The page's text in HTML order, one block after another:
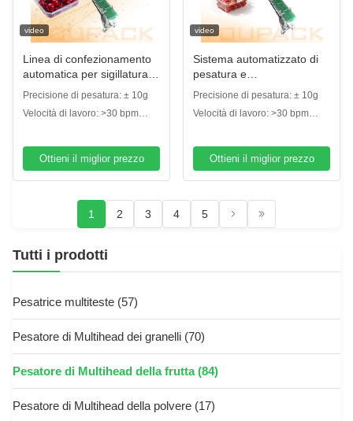
video
Linea di confezionamento
automatica per sigillatura di
vassoi per frutta e verdura
con pesatrice lineare con
sistema di pesatura ad alta
Precisione di pesatura: ± 10g
Velocità di lavoro: >30 bpm
Ottieni il miglior prezzo
video
Sistema automatizzato di
pesatura e
confezionamento ad alta
efficienza per pomodorini e
piccoli frutti
Precisione di pesatura: ± 10g
Velocità di lavoro: >30 bpm
Ottieni il miglior prezzo
1 2 3 4 5
Tutti i prodotti
Pesatrice multiteste (57)
Pesatore di Multihead dei granelli (70)
Pesatore di Multihead della frutta(84)
Pesatore di Multihead della polvere (17)